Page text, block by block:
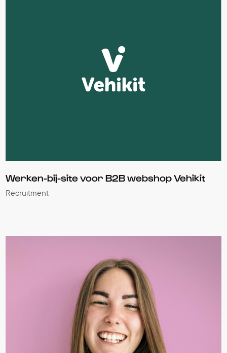
Werken-bij-site voor B2B webshop Vehikit
Recruitment